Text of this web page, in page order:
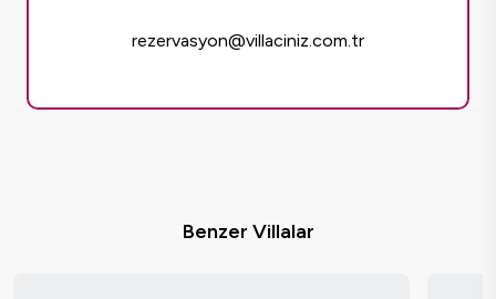
rezervasyon@villaciniz.com.tr
Benzer Villalar